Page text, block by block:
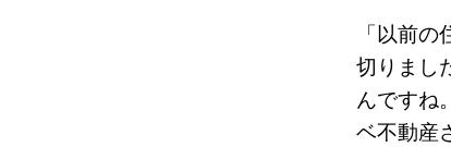
「以前
切りまし
んですね
ベ不動産